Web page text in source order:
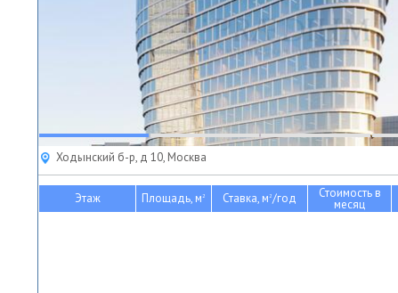
Ходынский б-р, д 10, Москва
Этаж Площадь, м2 Ставка, м2/год Стоимость в
месяц